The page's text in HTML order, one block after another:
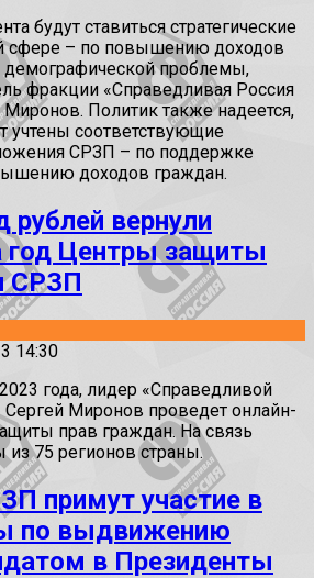
будут ставиться стратегические
сфере – по повышению доходов
проблемы,
фракции «Справедливая Россия
Политик также надеется,
учтены соответствующие
СРЗП – по поддержке
доходов граждан.
рублей вернули
год Центры защиты
СРЗП
14:30
года, лидер «Справедливой
Сергей Миронов проведет онлайн-
прав граждан. На связь
75 регионов страны.
примут участие в
по выдвижению
в Президенты